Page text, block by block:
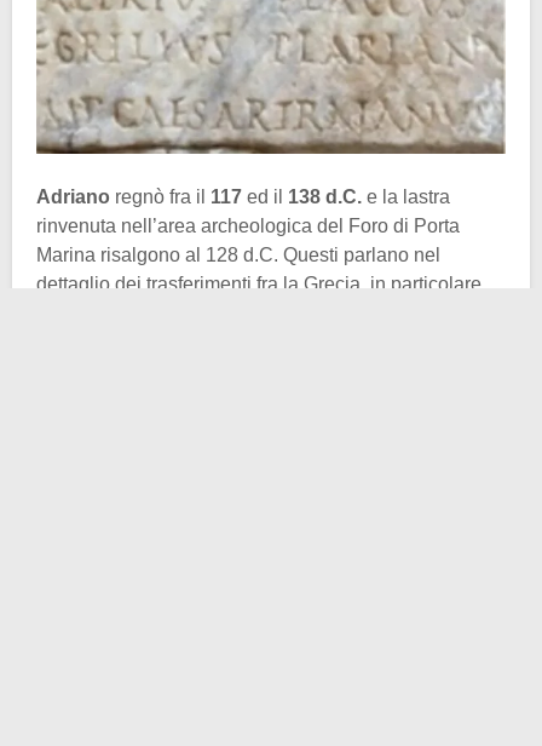
Adriano regnò fra il 117 ed il 138 d.C. e la lastra
rinvenuta nell’area archeologica del Foro di Porta
Marina risalgono al 128 d.C. Questi parlano nel
dettaglio dei trasferimenti fra la Grecia, in particolare